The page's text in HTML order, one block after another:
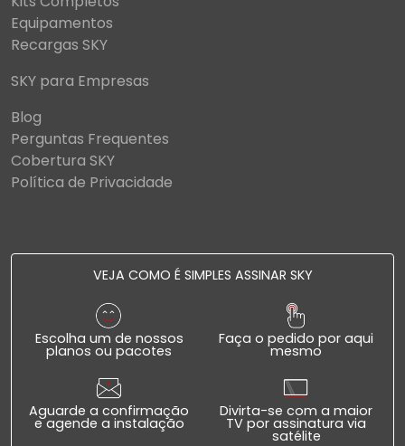
Equipamentos
Recargas SKY
SKY para Empresas
Blog
Perguntas Frequentes
Cobertura SKY
Política de Privacidade
VEJA COMO É SIMPLES ASSINAR SKY
Escolha um de nossos
planos ou pacotes
Faça o pedido por aqui
mesmo
Aguarde a confirmação
e agende a instalação
Divirta-se com a maior
TV por assinatura via
satélite